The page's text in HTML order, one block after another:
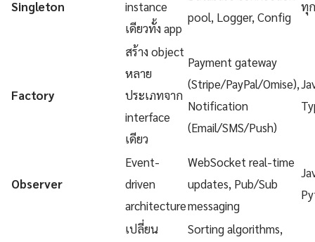
Singleton
instance
เดียวทั้ง app
pool, Logger, Config
ทุ
Factory
สร้าง object
หลาย
ประเภทจาก
interface
เดียว
Payment gateway
(Stripe/PayPal/Omise),
Notification
(Email/SMS/Push)
Observer
Event-
driven
architecture
WebSocket real-time
updates, Pub/Sub
messaging
เปลี่ยน
Sorting algorithms,